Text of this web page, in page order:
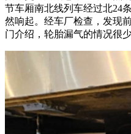
节车厢南北线列车经过北24
然响起。经车厂检查，发现
门介绍，轮胎漏气的情况很